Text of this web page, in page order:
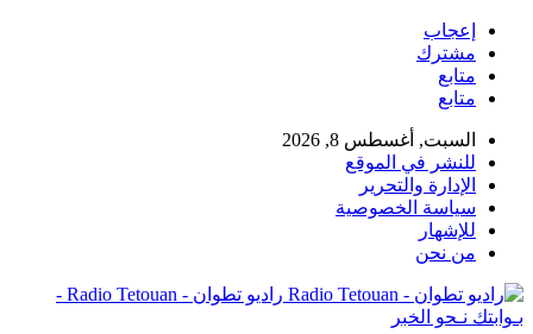
إعجاب
مشترك
متابع
متابع
السبت, أغسطس 8, 2026
للنشر في الموقع
الإدارة والتحرير
سياسة الخصوصية
للإشهار
من نحن
راديو تطوان - Radio Tetouan -
بـوابتك نـحو الخبر